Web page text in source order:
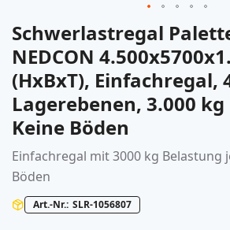
Zum
Anfang
der
Bildergalerie
springen
Schwerlastregal
NEDCON
(HxBxT), Einfachregal,
Lagerebenen, 3.000
Keine Böden
Einfachregal mit 3000 kg Belastung
Böden
Art.-Nr. SLR-1056807